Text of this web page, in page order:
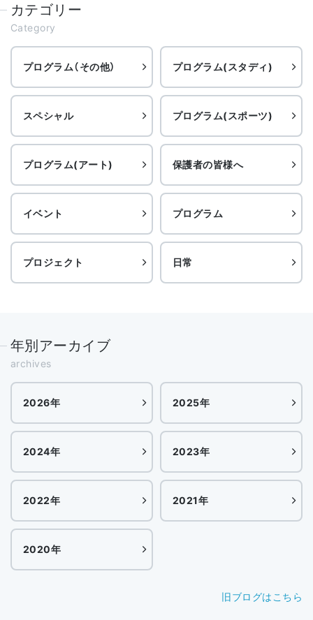
カテゴリー
Category
プログラム（その他） プログラム(スタディ)
スペシャル プログラム(スポーツ)
プログラム(アート) 保護者の皆様へ
イベント プログラム
プロジェクト 日常
年別アーカイブ
archives
2026年 2025年
2024年 2023年
2022年 2021年
2020年
旧ブログはこちら